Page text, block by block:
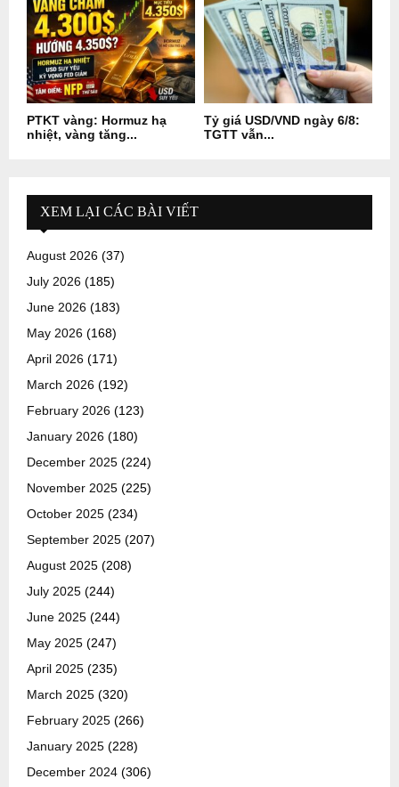
PTKT vàng: Hormuz hạ
nhiệt, vàng tăng...
Tỷ giá USD/VND ngày 6/8:
TGTT vẫn...
XEM LẠI CÁC BÀI VIẾT
August 2026 (37)
July 2026 (185)
June 2026 (183)
May 2026 (168)
April 2026 (171)
March 2026 (192)
February 2026 (123)
January 2026 (180)
December 2025 (224)
November 2025 (225)
October 2025 (234)
September 2025 (207)
August 2025 (208)
July 2025 (244)
June 2025 (244)
May 2025 (247)
April 2025 (235)
March 2025 (320)
February 2025 (266)
January 2025 (228)
December 2024 (306)